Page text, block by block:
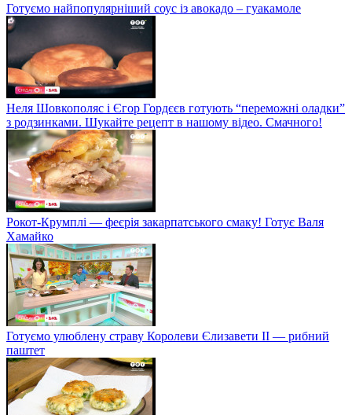
Готуємо найпопулярніший соус із авокадо – гуакамоле
Неля Шовкополяс і Єгор Гордєєв готують “переможні оладки”
з родзинками. Шукайте рецепт в нашому відео. Смачного!
Рокот-Крумплі — феєрія закарпатського смаку! Готує Валя
Хамайко
Готуємо улюблену страву Королеви Єлизавети II — рибний
паштет